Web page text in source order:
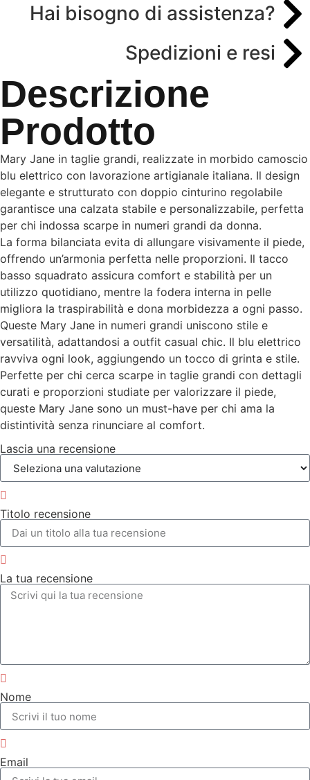
Hai bisogno di assistenza?
Spedizioni e resi
Descrizione
Prodotto
Mary Jane in taglie grandi, realizzate in morbido camoscio
blu elettrico con lavorazione artigianale italiana. Il design
elegante e strutturato con doppio cinturino regolabile
garantisce una calzata stabile e personalizzabile, perfetta
per chi indossa scarpe in numeri grandi da donna.
La forma bilanciata evita di allungare visivamente il piede,
offrendo un’armonia perfetta nelle proporzioni. Il tacco
basso squadrato assicura comfort e stabilità per un
utilizzo quotidiano, mentre la fodera interna in pelle
migliora la traspirabilità e dona morbidezza a ogni passo.
Queste Mary Jane in numeri grandi uniscono stile e
versatilità, adattandosi a outfit casual chic. Il blu elettrico
ravviva ogni look, aggiungendo un tocco di grinta e stile.
Perfette per chi cerca scarpe in taglie grandi con dettagli
curati e proporzioni studiate per valorizzare il piede,
queste Mary Jane sono un must-have per chi ama la
distintività senza rinunciare al comfort.
Lascia una recensione
Titolo recensione
La tua recensione
Nome
Email